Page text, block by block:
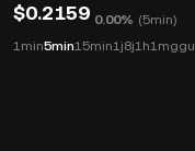
$0.2159 0.00% (5min)
1min5min15min1j8j1h1mggu